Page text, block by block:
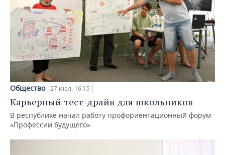
Общество 27 июл, 16:15
Карьерный тест-драйв для школьников
В республике начал работу профориентационный форум
«Профессии будущего»